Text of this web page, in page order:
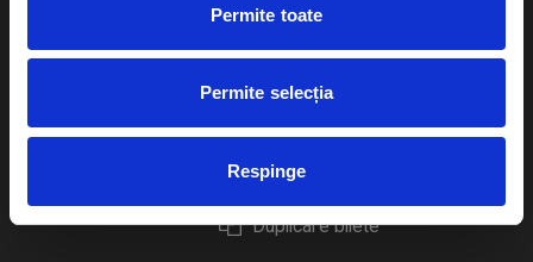
Permite toate
Permite selecția
Respinge
eBilet printat acasa
Livrare prin curier
Returnare bilete
Duplicare bilete
Pentru copii